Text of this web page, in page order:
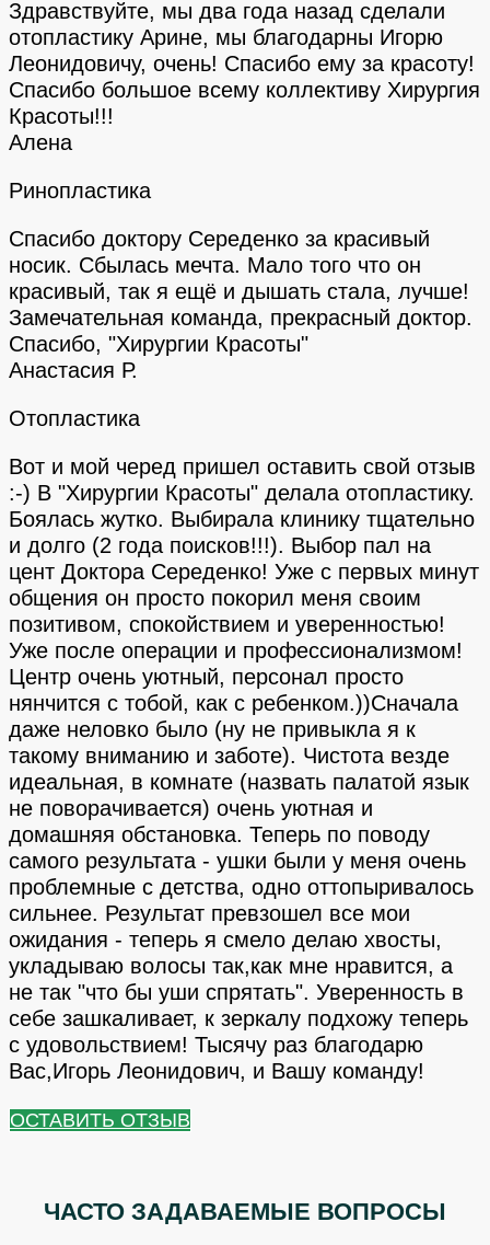
Здравствуйте, мы два года назад сделали
отопластику Арине, мы благодарны Игорю
Леонидовичу, очень! Спасибо ему за красоту!
Спасибо большое всему коллективу Хирургия
Красоты!!!
Алена
Ринопластика
Спасибо доктору Середенко за красивый
носик. Сбылась мечта. Мало того что он
красивый, так я ещё и дышать стала, лучше!
Замечательная команда, прекрасный доктор.
Спасибо, "Хирургии Красоты"
Анастасия Р.
Отопластика
Вот и мой черед пришел оставить свой отзыв
:-) В "Хирургии Красоты" делала отопластику.
Боялась жутко. Выбирала клинику тщательно
и долго (2 года поисков!!!). Выбор пал на
цент Доктора Середенко! Уже с первых минут
общения он просто покорил меня своим
позитивом, спокойствием и уверенностью!
Уже после операции и профессионализмом!
Центр очень уютный, персонал просто
нянчится с тобой, как с ребенком.))Сначала
даже неловко было (ну не привыкла я к
такому вниманию и заботе). Чистота везде
идеальная, в комнате (назвать палатой язык
не поворачивается) очень уютная и
домашняя обстановка. Теперь по поводу
самого результата - ушки были у меня очень
проблемные с детства, одно оттопыривалось
сильнее. Результат превзошел все мои
ожидания - теперь я смело делаю хвосты,
укладываю волосы так,как мне нравится, а
не так "что бы уши спрятать". Уверенность в
себе зашкаливает, к зеркалу подхожу теперь
с удовольствием! Тысячу раз благодарю
Вас,Игорь Леонидович, и Вашу команду!
ОСТАВИТЬ ОТЗЫВ
ЧАСТО ЗАДАВАЕМЫЕ ВОПРОСЫ